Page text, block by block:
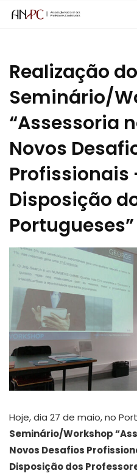
Realização do
Seminário/
“Assessoria
Novos
Profissionais
Disposição
Portugueses”
Hoje, dia 27 de maio, no
Seminário/Workshop
Novos Desafios
Disposição dos